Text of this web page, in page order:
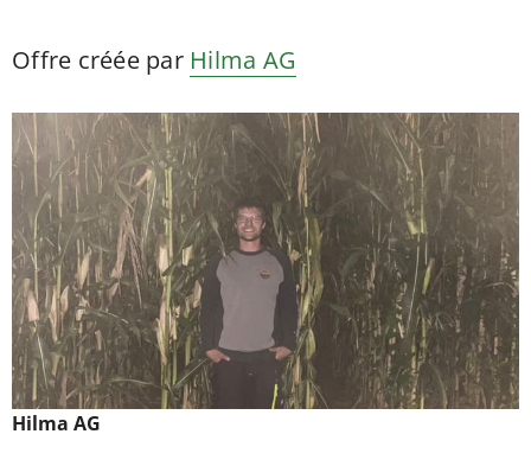
Offre créée par Hilma AG
Hilma AG